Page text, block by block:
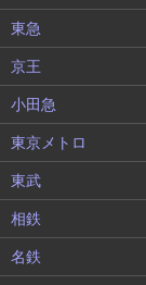
東急
京王
小田急
東京メトロ
東武
相鉄
名鉄